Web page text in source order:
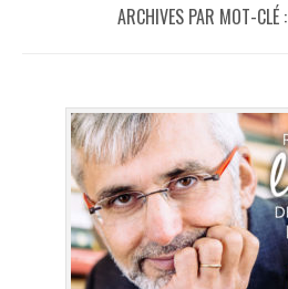
ARCHIVES PAR MOT-CLÉ :